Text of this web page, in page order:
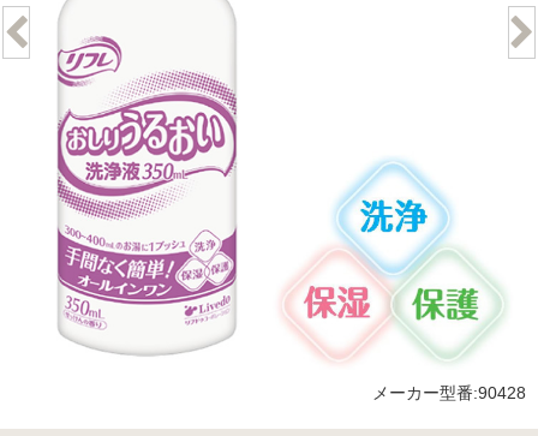
メーカー型番:90428